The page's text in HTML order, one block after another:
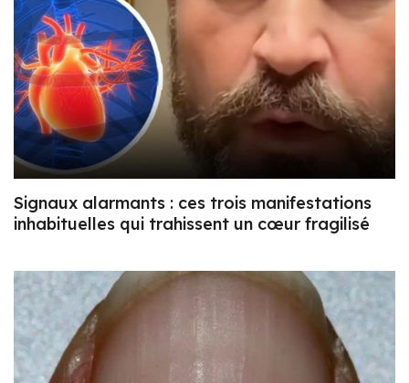
Signaux alarmants : ces trois manifestations
inhabituelles qui trahissent un cœur fragilisé